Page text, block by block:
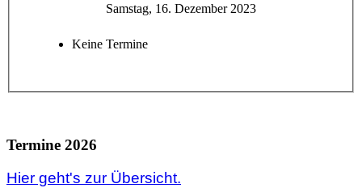
Samstag, 16. Dezember 2023
Keine Termine
Termine 2026
Hier geht's zur Übersicht.